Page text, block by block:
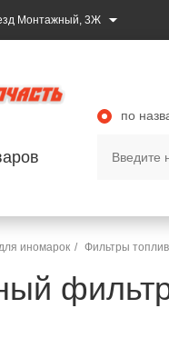
Монтажный, 3Ж
по
иномарок Фильтры